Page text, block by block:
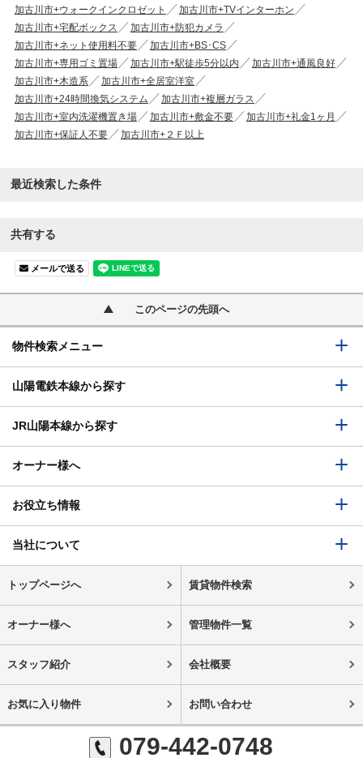
加古川市+ウォークインクロゼット
加古川市+TVインターホン
加古川市+宅配ボックス
加古川市+防犯カメラ
加古川市+ネット使用料不要
加古川市+BS･CS
加古川市+専用ゴミ置場
加古川市+駅徒歩5分以内
加古川市+通風良好
加古川市+木造系
加古川市+全居室洋室
加古川市+24時間換気システム
加古川市+複層ガラス
加古川市+室内洗濯機置き場
加古川市+敷金不要
加古川市+礼金1ヶ月
加古川市+保証人不要
加古川市+２Ｆ以上
最近検索した条件
共有する
メールで送る
このページの先頭へ
物件検索メニュー
山陽電鉄本線から探す
JR山陽本線から探す
オーナー様へ
お役立ち情報
当社について
トップページへ 賃貸物件検索
オーナー様へ 管理物件一覧
スタッフ紹介 会社概要
お気に入り物件 お問い合わせ
079-442-0748